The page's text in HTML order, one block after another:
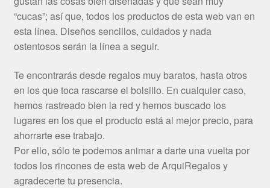
“cucas”; así que, todos los productos de esta web van en
esta línea. Diseños sencillos, cuidados y nada
ostentosos serán la línea a seguir.
Te encontrarás desde regalos muy baratos, hasta otros
en los que toca rascarse el bolsillo. En cualquier caso,
hemos rastreado bien la red y hemos buscado los
lugares en los que el producto está al mejor precio, para
ahorrarte ese trabajo.
Por ello, sólo te podemos animar a darte una vuelta por
todos los rincones de esta web de ArquiRegalos y
agradecerte tu presencia.